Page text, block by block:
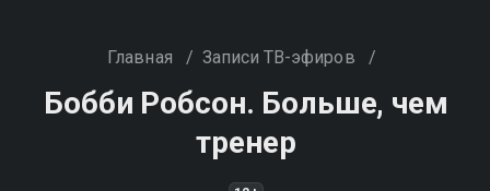
Главная / Записи ТВ-эфиров /
Бобби Робсон. Больше, чем
тренер